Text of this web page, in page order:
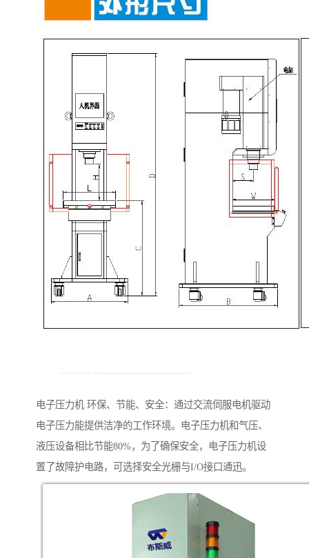
电子压力机 环保、节能、安全：通过交流伺服电机驱动
电子压力能提供洁净的工作环境。电子压力机和气压、
液压设备相比节能80%，为了确保安全，电子压力机设
置了故障护电路，可选择安全光栅与I/O接口通迅。